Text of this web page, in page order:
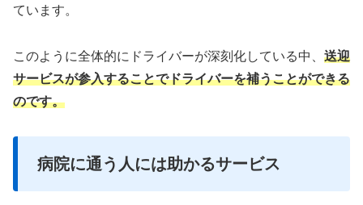
ています。
このように全体的にドライバーが深刻化している中、 送迎
サービスが参入することでドライバーを補うことができる
のです。
病院に通う人には助かるサービス